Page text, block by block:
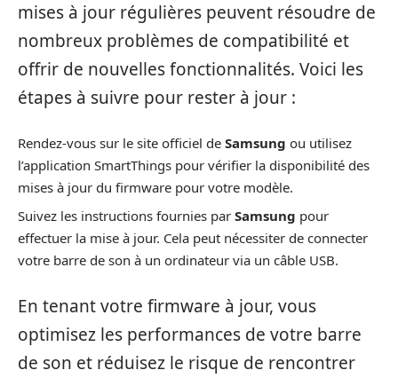
mises à jour régulières peuvent résoudre de
nombreux problèmes de compatibilité et
offrir de nouvelles fonctionnalités. Voici les
étapes à suivre pour rester à jour :
Rendez-vous sur le site officiel de Samsung ou utilisez
l’application SmartThings pour vérifier la disponibilité des
mises à jour du firmware pour votre modèle.
Suivez les instructions fournies par Samsung pour
effectuer la mise à jour. Cela peut nécessiter de connecter
votre barre de son à un ordinateur via un câble USB.
En tenant votre firmware à jour, vous
optimisez les performances de votre barre
de son et réduisez le risque de rencontrer